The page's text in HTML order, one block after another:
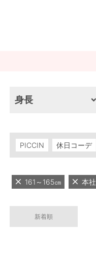
身長
PICCIN 休日コーデ
161～165㎝ 本社
新着順